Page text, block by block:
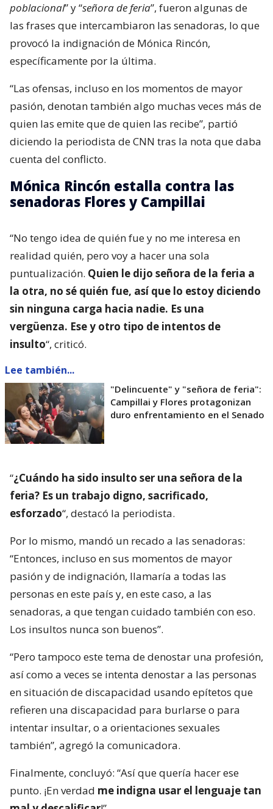
poblacional” y “señora de feria”, fueron algunas de
las frases que intercambiaron las senadoras, lo que
provocó la indignación de Mónica Rincón,
específicamente por la última.
“Las ofensas, incluso en los momentos de mayor
pasión, denotan también algo muchas veces más de
quien las emite que de quien las recibe”, partió
diciendo la periodista de CNN tras la nota que daba
cuenta del conflicto.
Mónica Rincón estalla contra las
senadoras Flores y Campillai
“No tengo idea de quién fue y no me interesa en
realidad quién, pero voy a hacer una sola
puntualización. Quien le dijo señora de la feria a
la otra, no sé quién fue, así que lo estoy diciendo
sin ninguna carga hacia nadie. Es una
vergüenza. Ese y otro tipo de intentos de
insulto“, criticó.
Lee también...
"Delincuente" y "señora de feria":
Campillai y Flores protagonizan
duro enfrentamiento en el Senado
“¿Cuándo ha sido insulto ser una señora de la
feria? Es un trabajo digno, sacrificado,
esforzado“, destacó la periodista.
Por lo mismo, mandó un recado a las senadoras:
“Entonces, incluso en sus momentos de mayor
pasión y de indignación, llamaría a todas las
personas en este país y, en este caso, a las
senadoras, a que tengan cuidado también con eso.
Los insultos nunca son buenos”.
“Pero tampoco este tema de denostar una profesión,
así como a veces se intenta denostar a las personas
en situación de discapacidad usando epítetos que
refieren una discapacidad para burlarse o para
intentar insultar, o a orientaciones sexuales
también”, agregó la comunicadora.
Finalmente, concluyó: “Así que quería hacer ese
punto. ¡En verdad me indigna usar el lenguaje tan